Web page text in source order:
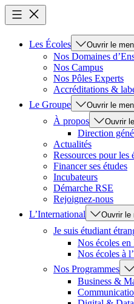
Les Écoles Ouvrir le
Nos Domaines
Nos Campus
Nos Pôles Experts
Accréditations &
Le Groupe
Ouvrir le
À propos Ouvrir
Direction
Actualités
Ressources pour les
Financer ses études
Incubateurs
Démarche RSE
Rejoignez-nous
L’International
Ouvrir le
Je suis étudiant
Nos écoles en
Nos écoles à
Nos Programmes
Business &